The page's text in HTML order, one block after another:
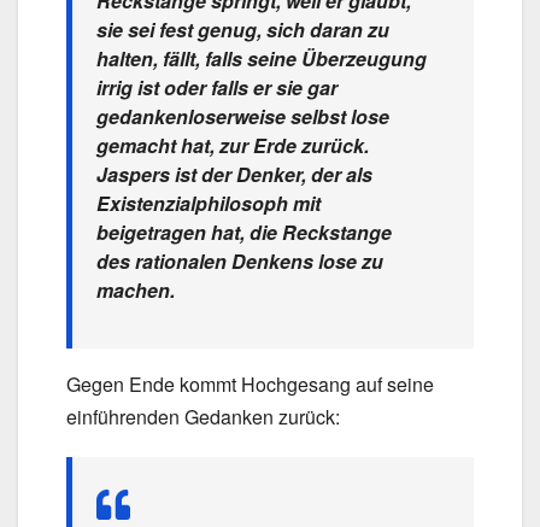
sie sei fest genug, sich daran zu
halten, fällt, falls seine Überzeugung
irrig ist oder falls er sie gar
gedankenloserweise selbst lose
gemacht hat, zur Erde zurück.
Jaspers ist der Denker, der als
Existenzialphilosoph mit
beigetragen hat, die Reckstange
des rationalen Denkens lose zu
machen.
Gegen Ende kommt Hochgesang auf seine
einführenden Gedanken zurück: